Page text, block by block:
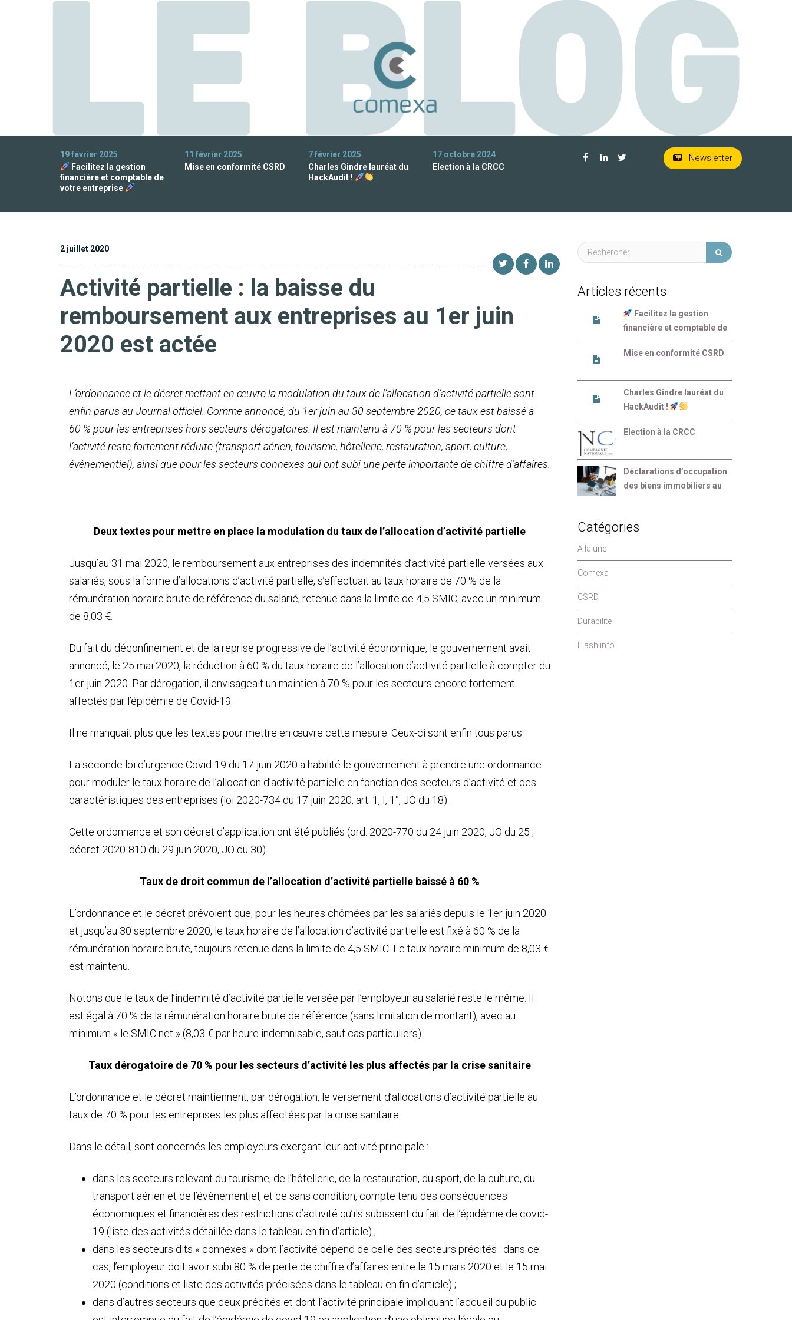
19 février 2025
Facilitez la gestion
financière et comptable de
votre entreprise
11 février 2025
Mise en conformité CSRD
7 février 2025
Charles Gindre lauréat du
HackAudit !
17 octobre 2024
Election à la CRCC
Newsletter
2 juillet 2020
Activité partielle : la baisse du
remboursement aux entreprises au 1er juin
2020 est actée
L’ordonnance et le décret mettant en œuvre la modulation du taux de l’allocation d’activité partielle sont
enfin parus au Journal officiel. Comme annoncé, du 1er juin au 30 septembre 2020, ce taux est baissé à
60 % pour les entreprises hors secteurs dérogatoires. Il est maintenu à 70 % pour les secteurs dont
l’activité reste fortement réduite (transport aérien, tourisme, hôtellerie, restauration, sport, culture,
événementiel), ainsi que pour les secteurs connexes qui ont subi une perte importante de chiffre d’affaires.
Deux textes pour mettre en place la modulation du taux de l’allocation d’activité partielle
Jusqu’au 31 mai 2020, le remboursement aux entreprises des indemnités d’activité partielle versées aux
salariés, sous la forme d’allocations d’activité partielle, s’effectuait au taux horaire de 70 % de la
rémunération horaire brute de référence du salarié, retenue dans la limite de 4,5 SMIC, avec un minimum
de 8,03 €.
Du fait du déconfinement et de la reprise progressive de l’activité économique, le gouvernement avait
annoncé, le 25 mai 2020, la réduction à 60 % du taux horaire de l’allocation d’activité partielle à compter du
1er juin 2020. Par dérogation, il envisageait un maintien à 70 % pour les secteurs encore fortement
affectés par l’épidémie de Covid-19.
Il ne manquait plus que les textes pour mettre en œuvre cette mesure. Ceux-ci sont enfin tous parus.
La seconde loi d’urgence Covid-19 du 17 juin 2020 a habilité le gouvernement à prendre une ordonnance
pour moduler le taux horaire de l’allocation d’activité partielle en fonction des secteurs d’activité et des
caractéristiques des entreprises (loi 2020-734 du 17 juin 2020, art. 1, I, 1°, JO du 18).
Cette ordonnance et son décret d’application ont été publiés (ord. 2020-770 du 24 juin 2020, JO du 25 ;
décret 2020-810 du 29 juin 2020, JO du 30).
Taux de droit commun de l’allocation d’activité partielle baissé à 60 %
L’ordonnance et le décret prévoient que, pour les heures chômées par les salariés depuis le 1er juin 2020
et jusqu’au 30 septembre 2020, le taux horaire de l’allocation d’activité partielle est fixé à 60 % de la
rémunération horaire brute, toujours retenue dans la limite de 4,5 SMIC. Le taux horaire minimum de 8,03 €
est maintenu.
Notons que le taux de l’indemnité d’activité partielle versée par l’employeur au salarié reste le même. Il
est égal à 70 % de la rémunération horaire brute de référence (sans limitation de montant), avec au
minimum « le SMIC net » (8,03 € par heure indemnisable, sauf cas particuliers).
Taux dérogatoire de 70 % pour les secteurs d’activité les plus affectés par la crise sanitaire
L’ordonnance et le décret maintiennent, par dérogation, le versement d’allocations d’activité partielle au
taux de 70 % pour les entreprises les plus affectées par la crise sanitaire.
Dans le détail, sont concernés les employeurs exerçant leur activité principale :
dans les secteurs relevant du tourisme, de l’hôtellerie, de la restauration, du sport, de la culture, du
transport aérien et de l’évènementiel, et ce sans condition, compte tenu des conséquences
économiques et financières des restrictions d’activité qu’ils subissent du fait de l’épidémie de covid-
19 (liste des activités détaillée dans le tableau en fin d’article) ;
dans les secteurs dits « connexes » dont l’activité dépend de celle des secteurs précités : dans ce
cas, l’employeur doit avoir subi 80 % de perte de chiffre d’affaires entre le 15 mars 2020 et le 15 mai
2020 (conditions et liste des activités précisées dans le tableau en fin d’article) ;
dans d’autres secteurs que ceux précités et dont l’activité principale impliquant l’accueil du public
Articles récents
Facilitez la gestion
financière et comptable de
votre entreprise
Mise en conformité CSRD
Charles Gindre lauréat du
HackAudit !
Election à la CRCC
Déclarations d’occupation
des biens immobiliers au
Catégories
A la une
Comexa
CSRD
Durabilité
Flash info